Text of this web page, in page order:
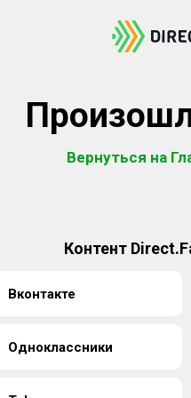
Вернуться на
Контент
Вконтакте
Одноклассники